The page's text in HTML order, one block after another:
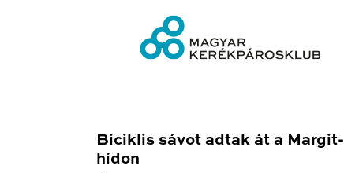
Biciklis sávot adtak át a Margit-
hídon